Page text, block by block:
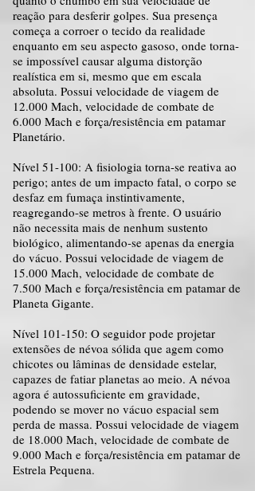
reação para desferir golpes. Sua presença
começa a corroer o tecido da realidade
enquanto em seu aspecto gasoso, onde torna-
se impossível causar alguma distorção
realística em si, mesmo que em escala
absoluta. Possui velocidade de viagem de
12.000 Mach, velocidade de combate de
6.000 Mach e força/resistência em patamar
Planetário.
Nível 51-100: A fisiologia torna-se reativa ao
perigo; antes de um impacto fatal, o corpo se
desfaz em fumaça instintivamente,
reagregando-se metros à frente. O usuário
não necessita mais de nenhum sustento
biológico, alimentando-se apenas da energia
do vácuo. Possui velocidade de viagem de
15.000 Mach, velocidade de combate de
7.500 Mach e força/resistência em patamar de
Planeta Gigante.
Nível 101-150: O seguidor pode projetar
extensões de névoa sólida que agem como
chicotes ou lâminas de densidade estelar,
capazes de fatiar planetas ao meio. A névoa
agora é autossuficiente em gravidade,
podendo se mover no vácuo espacial sem
perda de massa. Possui velocidade de viagem
de 18.000 Mach, velocidade de combate de
9.000 Mach e força/resistência em patamar de
Estrela Pequena.